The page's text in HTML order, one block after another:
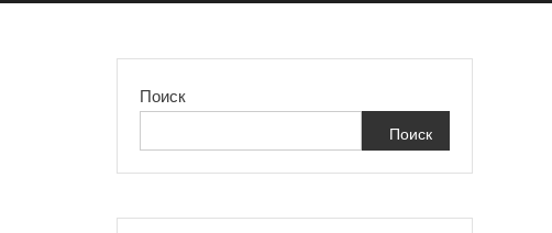
Поиск
Поиск